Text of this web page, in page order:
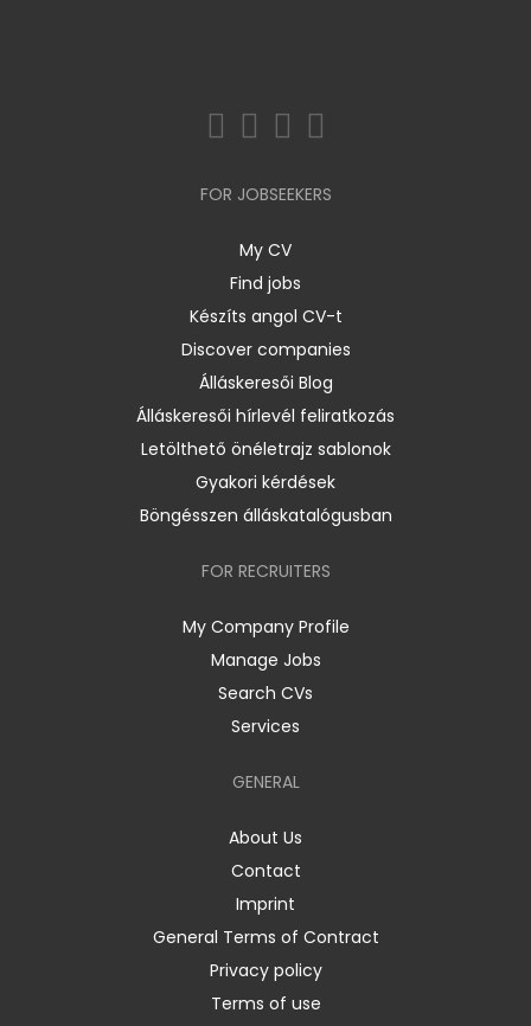
FOR JOBSEEKERS
My CV
Find jobs
Készíts angol CV-t
Discover companies
Álláskeresői Blog
Álláskeresői hírlevél feliratkozás
Letölthető önéletrajz sablonok
Gyakori kérdések
Böngésszen álláskatalógusban
FOR RECRUITERS
My Company Profile
Manage Jobs
Search CVs
Services
GENERAL
About Us
Contact
Imprint
General Terms of Contract
Privacy policy
Terms of use